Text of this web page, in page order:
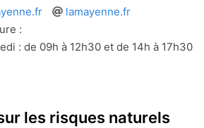
Site
lamayenne.fr
:
: de 09h à 12h30 et de 14h à 17h30
les risques naturels